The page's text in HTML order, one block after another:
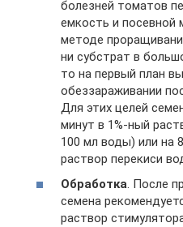
болезней томатов
емкость и посевной
методе
ни субстрат в
то на первый план
обеззараживании
Для этих целей
минут в 1%-ный
100 мл воды) или на
раствор перекиси
Обработка. После
семена
раствор